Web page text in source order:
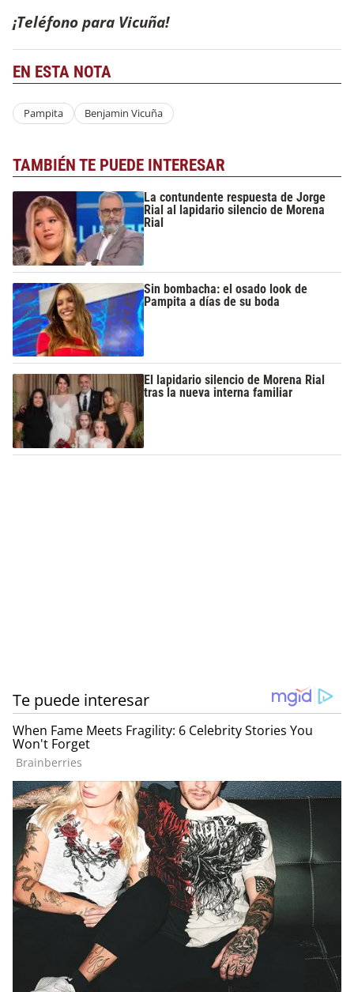
¡Teléfono para Vicuña!
EN ESTA NOTA
Pampita Benjamin Vicuña
TAMBIÉN TE PUEDE INTERESAR
La contundente respuesta de Jorge
Rial al lapidario silencio de Morena
Rial
Sin bombacha: el osado look de
Pampita a días de su boda
El lapidario silencio de Morena Rial
tras la nueva interna familiar